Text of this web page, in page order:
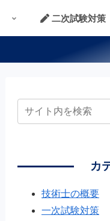
二次試験対策
カ
技術士の概要
一次試験対策